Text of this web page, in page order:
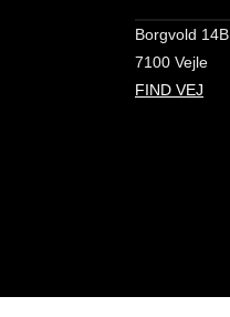
Borgvold 14B
7100 Vejle
FIND VEJ